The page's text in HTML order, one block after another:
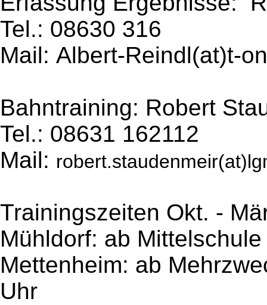
Tel.: 08630 316
Mail: Albert-Reindl(at)t-
Bahntraining: Robert
Tel.: 08631 162112
Mail:
Trainingszeiten Okt. -
Mühldorf: ab
Mettenheim: ab
Uhr